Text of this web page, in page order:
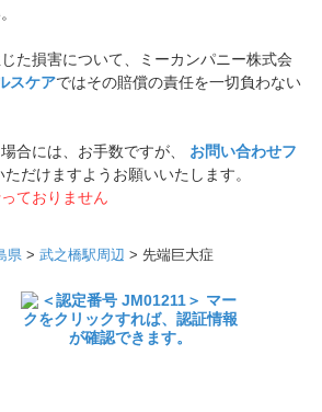
た損害について、ミーカンパニー株式会
スケアではその賠償の責任を一切負わない
合には、お手数ですが、 お問い合わせフ
だけますようお願いいたします。
ておりません
県 > 武之橋駅周辺 > 先端巨大症